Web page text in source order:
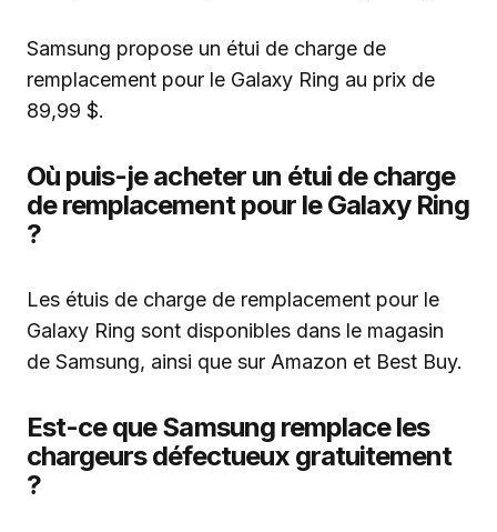
Samsung propose un étui de charge de
remplacement pour le Galaxy Ring au prix de
89,99 $.
Où puis-je acheter un étui de charge
de remplacement pour le Galaxy Ring
?
Les étuis de charge de remplacement pour le
Galaxy Ring sont disponibles dans le magasin
de Samsung, ainsi que sur Amazon et Best Buy.
Est-ce que Samsung remplace les
chargeurs défectueux gratuitement
?